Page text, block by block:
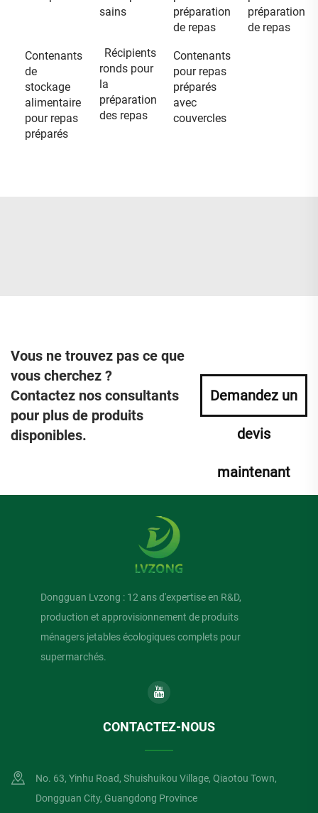
sains
préparation
de repas
préparation
de repas
Contenants
de
stockage
alimentaire
pour repas
préparés
Récipients
ronds pour
la
préparation
des repas
Contenants
pour repas
préparés
avec
couvercles
Vous ne trouvez pas ce que
vous cherchez ?
Contactez nos consultants
pour plus de produits
disponibles.
Demandez un
devis
maintenant
Dongguan Lvzong : 12 ans d'expertise en R&D,
production et approvisionnement de produits
ménagers jetables écologiques complets pour
supermarchés.
CONTACTEZ-NOUS
No. 63, Yinhu Road, Shuishuikou Village, Qiaotou Town,
Dongguan City, Guangdong Province